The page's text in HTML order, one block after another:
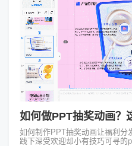
如何做PPT抽奖动画？
如何制作PPT抽奖动画让福利分
践下深受欢迎却小有技巧可寻的